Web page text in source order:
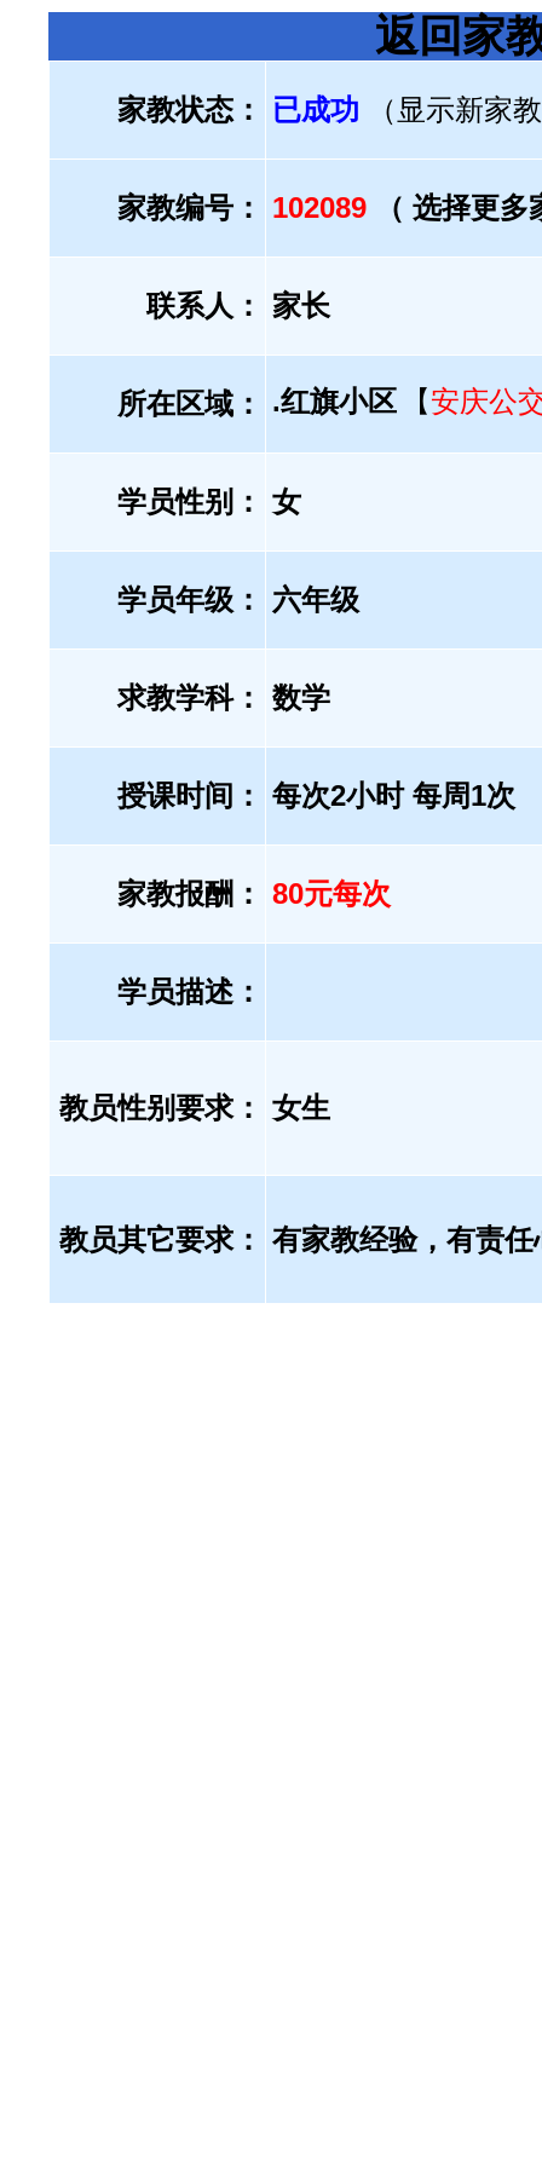
返回家
家教状态： 已成功 （显示新家
家教编号： 102089 （ 选择更
联系人： 家长
所在区域： .红旗小区 【安庆公
学员性别： 女
学员年级： 六年级
求教学科： 数学
授课时间： 每次2小时 每周1次
家教报酬： 80元每次
学员描述：
教员性别要求： 女生
教员其它要求： 有家教经验，有责任